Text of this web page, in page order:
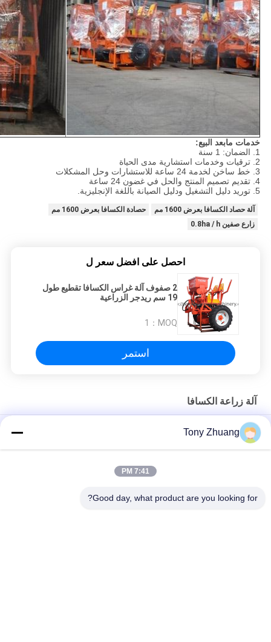
خدمات مابعد البيع:
1. الضمان: 1 سنة
2. ترقيات وخدمات استشارية مدى الحياة
3. خط ساخن لخدمة 24 ساعة للاستشارات وحل المشكلات
4. تقديم تصميم المنتج والحل في غضون 24 ساعة
5. توريد دليل التشغيل ودليل الصيانة باللغة الإنجليزية.
آلة حصاد الكسافا بعرض 1600 مم
حصادة الكسافا بعرض 1600 مم
زارع صفين 0.8ha / h
احصل على افضل سعر ل
2 صفوف آلة غراس الكسافا تقطيع طول
19 سم ريدجر الزراعية
MOQ：
1
استمر
آلة زراعة الكسافا
Ridger
Tony Zhuang
7:41 PM
Good day, what product are you looking for?